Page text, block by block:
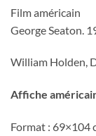
Film américain
George Seaton.
William Holden,
Affiche
Format : 69×104